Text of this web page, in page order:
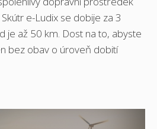
e-Ludix se dobije za 3
je až 50 km. Dost na to, abyste
bez obav o úroveň dobití